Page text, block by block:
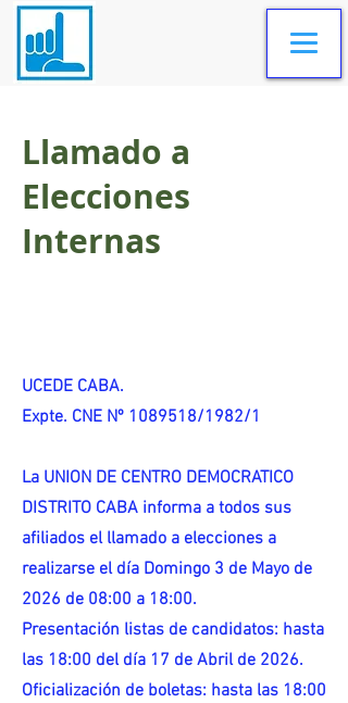
Llamado a
Elecciones
Internas
UCEDE CABA.
Expte. CNE Nº 1089518/1982/1
La UNION DE CENTRO DEMOCRATICO
DISTRITO CABA informa a todos sus
afiliados el llamado a elecciones a
realizarse el día Domingo 3 de Mayo de
2026 de 08:00 a 18:00.
Presentación listas de candidatos: hasta
las 18:00 del día 17 de Abril de 2026.
Oficialización de boletas: hasta las 18:00